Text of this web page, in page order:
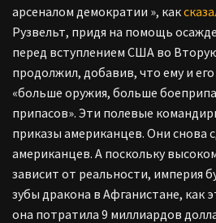
арсеналом демократии », как
Рузвельт, придя на помощь
перед вступлением США во
продолжил, добавив, что ему и
«больше оружия, больше
припасов». Эти полевые
приказы американцев. Они снова
американцев. А поскольку
зависит от реальности, империя
зубы дракона в Афганистане, как
она потратила 9 миллиардов